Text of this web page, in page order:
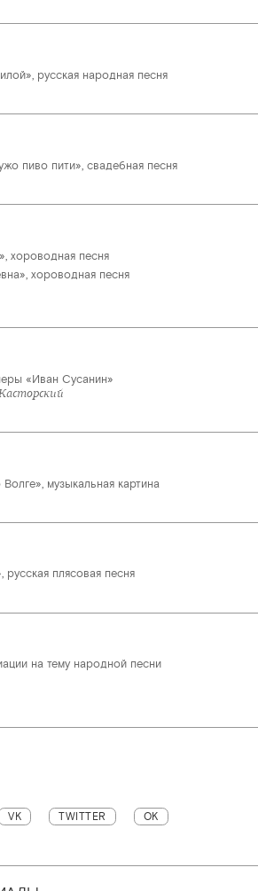
русская народная песня
пиво пити», свадебная песня
хороводная песня
хороводная песня
«Иван Сусанин»
музыкальная картина
плясовая песня
на тему народной песни
VK TWITTER OK